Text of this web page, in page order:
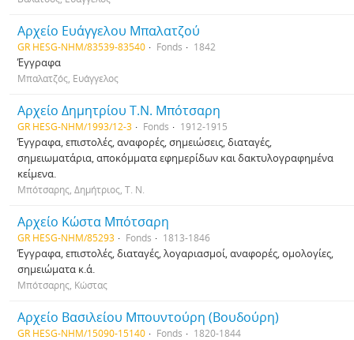
Αρχείο Ευάγγελου Μπαλατζού
GR HESG-NHM/83539-83540 Fonds 1842
Έγγραφα
Μπαλατζός, Ευάγγελος
Αρχείο Δημητρίου Τ.Ν. Μπότσαρη
GR HESG-NHM/1993/12-3 Fonds 1912-1915
Έγγραφα, επιστολές, αναφορές, σημειώσεις, διαταγές,
σημειωματάρια, αποκόμματα εφημερίδων και δακτυλογραφημένα
κείμενα.
Μπότσαρης, Δημήτριος, Τ. Ν.
Αρχείο Κώστα Μπότσαρη
GR HESG-NHM/85293 Fonds 1813-1846
Έγγραφα, επιστολές, διαταγές, λογαριασμοί, αναφορές, ομολογίες,
σημειώματα κ.ά.
Μπότσαρης, Κώστας
Αρχείο Βασιλείου Μπουντούρη (Βουδούρη)
GR HESG-NHM/15090-15140 Fonds 1820-1844